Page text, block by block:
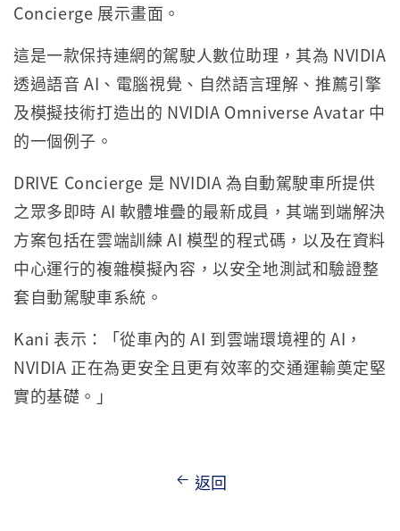
Concierge 展示畫面。
這是一款保持連網的駕駛人數位助理，其為 NVIDIA
透過語音 AI、電腦視覺、自然語言理解、推薦引擎
及模擬技術打造出的 NVIDIA Omniverse Avatar 中
的一個例子。
DRIVE Concierge 是 NVIDIA 為自動駕駛車所提供
之眾多即時 AI 軟體堆疊的最新成員，其端到端解決
方案包括在雲端訓練 AI 模型的程式碼，以及在資料
中心運行的複雜模擬內容，以安全地測試和驗證整
套自動駕駛車系統。
Kani 表示：「從車內的 AI 到雲端環境裡的 AI，
NVIDIA 正在為更安全且更有效率的交通運輸奠定堅
實的基礎。」
返回